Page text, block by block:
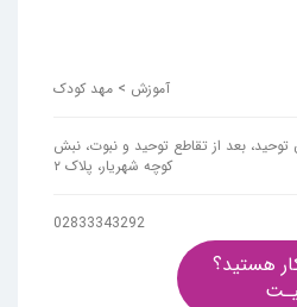
آموزش > مهد کودک
توحید، بعد از تقاطع توحید و نبوت، نبش
کوچه شهریار، پلاک ۲
02833343292
هستید؟